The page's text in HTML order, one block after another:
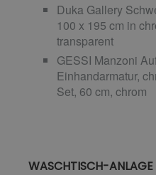
Duka Gallery
100 x 195 cm in
transparent
GESSI Manzoni
Einhandarmatur,
Set, 60 cm, chrom
WASCHTISCH-ANLAGE